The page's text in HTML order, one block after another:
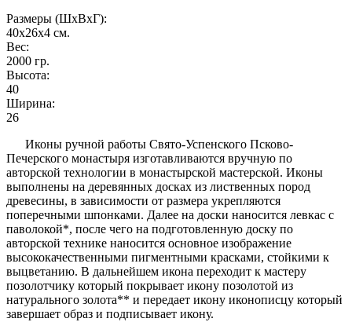
Размеры (ШxВxГ):
40x26x4 см.
Вес:
2000 гр.
Высота:
40
Ширина:
26
Иконы ручной работы Свято-Успенского Псково-
Печерского монастыря изготавливаются вручную по
авторской технологии в монастырской мастерской. Иконы
выполнены на деревянных досках из лиственных пород
древесины, в зависимости от размера укрепляются
поперечными шпонками. Далее на доски наносится левкас с
паволокой*, после чего на подготовленную доску по
авторской технике наносится основное изображение
высококачественными пигментными красками, стойкими к
выцветанию. В дальнейшем икона переходит к мастеру
позолотчику который покрывает икону позолотой из
натурального золота** и передает икону иконописцу который
завершает образ и подписывает икону.